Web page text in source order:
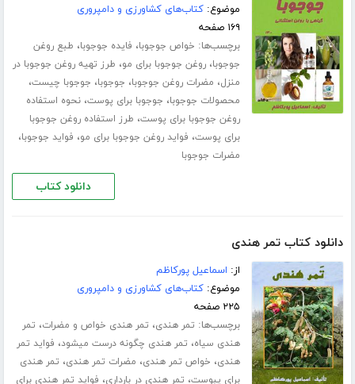
موضوع:کتاب‌های کشاورزی و دامپروری
۱۶۹ صفحه
برچسب‌ها: خواص جوجوبا، فایده جوجوبا، طبع روغن
جوجوبا،روغن جوجوبا برای مو، طرز تهیه روغن جوجوبا در
منزل، مضرات روغن جوجوبا، جوجوبا، جوجوبا چیست،
محصولات جوجوبا، جوجوبا برای پوست،نحوه استفاده
روغن جوجوبا برای پوست، طرز استفاده روغن جوجوبا
برای پوست، فواید روغن جوجوبا برای مو، فواید جوجوبا،
مضرات جوجوبا
دانلود کتاب
دانلود کتاب تمر هندی
از: اسماعیل پورکاظم
موضوع:کتاب‌های کشاورزی و دامپروری
۲۲۵ صفحه
برچسب‌ها: تمر هندی، تمر هندی خواص و مضرات، تمر
هندی سیاه، تمر هندی چگونه درست میشود، فواید تمر
هندی، خواص تمر هندی، مضرات تمر هندی، تمر هندی
برای یبوست، تمر هندی در بارداری، فواید تمر هندی برای